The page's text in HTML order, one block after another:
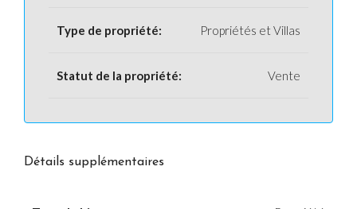
Type de propriété: Propriétés et Villas
Statut de la propriété: Vente
Détails supplémentaires